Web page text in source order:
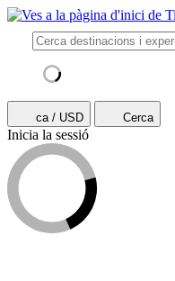
ca / USD Cerca
Inicia la sessió